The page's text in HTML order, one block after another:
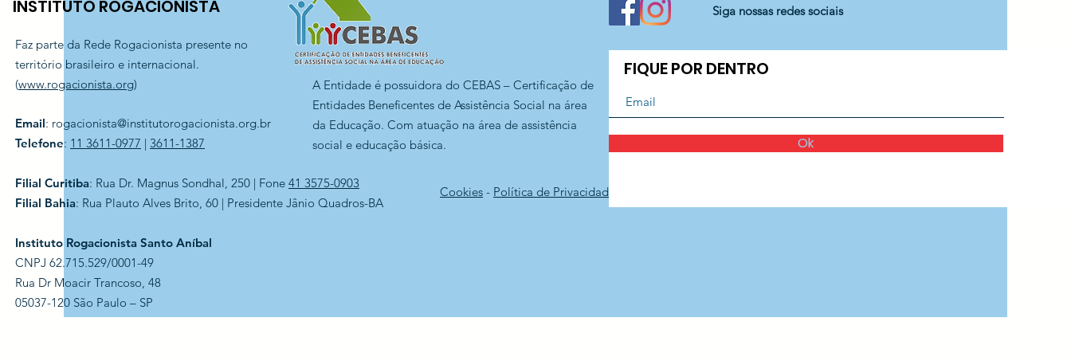
INSTITUTO ROGACIONISTA
Faz parte da Rede Rogacionista presente no
território brasileiro e internacional.
(www.rogacionista.org)
Email: rogacionista@institutorogacionista.org.br
Telefone: 11 3611-0977 | 3611-1387
Filial Curitiba: Rua Dr. Magnus Sondhal, 250 | Fone 41 3575-0903
Filial Bahia: Rua Plauto Alves Brito, 60 | Presidente Jânio Quadros-BA
Instituto Rogacionista Santo Aníbal
CNPJ 62.715.529/0001-49
Rua Dr Moacir Trancoso, 48
05037-120 São Paulo – SP
Cookies - Política de Privacidade
Siga nossas redes sociais
FIQUE POR DENTRO
Ok
A Entidade é possuidora do CEBAS – Certificação de
Entidades Beneficentes de Assistência Social na área
da Educação. Com atuação na área de assistência
social e educação básica.